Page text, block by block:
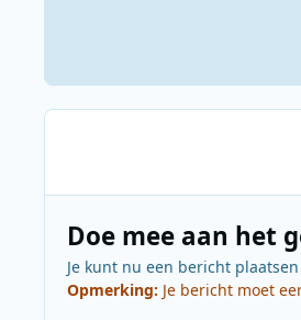
Doe mee aan het
Je kunt nu een bericht
Opmerking: Je bericht moet